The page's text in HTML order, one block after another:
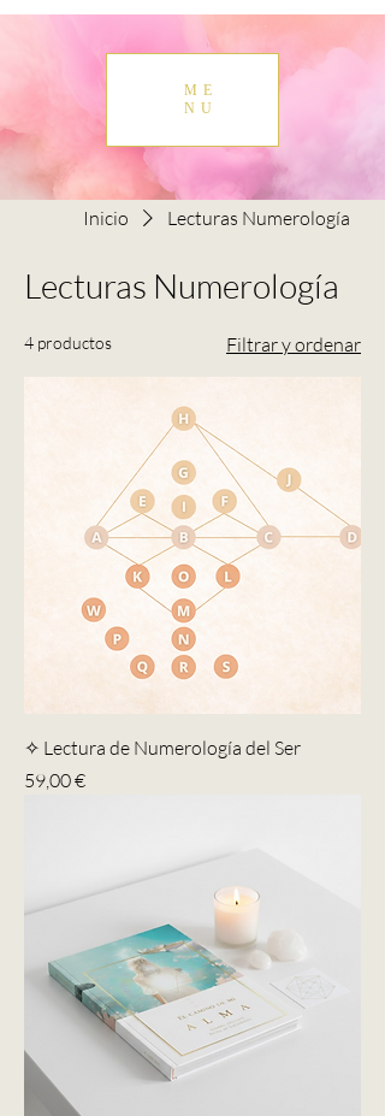
ME
NU
Inicio Lecturas Numerología
Lecturas Numerología
4 productos Filtrar y ordenar
✧ Lectura de Numerología del Ser
Precio
59,00 €